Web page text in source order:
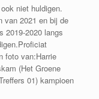
niet huldigen.
van 2021 en bij de
2019-2020 langs
foto van:Harrie
(Het Groene
01) kampioen